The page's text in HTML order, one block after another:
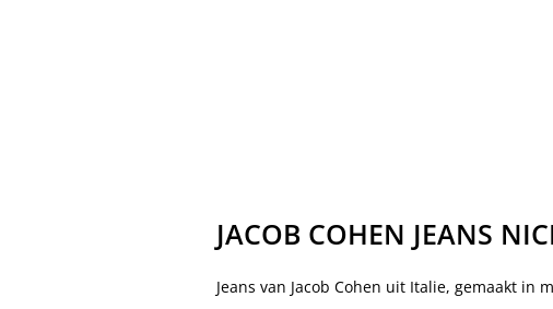
JACOB COHEN JEANS
Jeans van Jacob Cohen uit Italie, gemaakt in